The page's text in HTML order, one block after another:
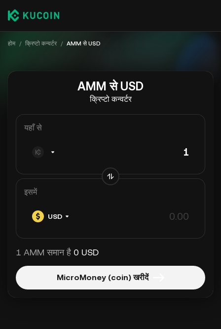
होम / क्रिप्टो कन्वर्टर / AMM से USD
AMM से USD
क्रिप्टो कन्वर्टर
यहाँ से
इसमें
USD
1 AMM समान है 0 USD
MicroMoney (coin) खरीदें